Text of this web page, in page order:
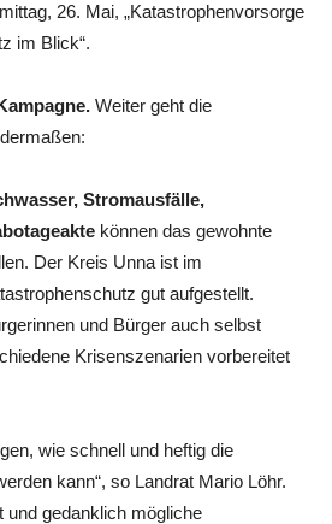
26. Mai, „Katastrophenvorsorge
im Blick“.
Weiter geht die
Stromausfälle,
können das gewohnte
Der Kreis Unna ist im
gut aufgestellt.
und Bürger auch selbst
Krisenszenarien vorbereitet
wie schnell und heftig die
kann“, so Landrat Mario Löhr.
und gedanklich mögliche